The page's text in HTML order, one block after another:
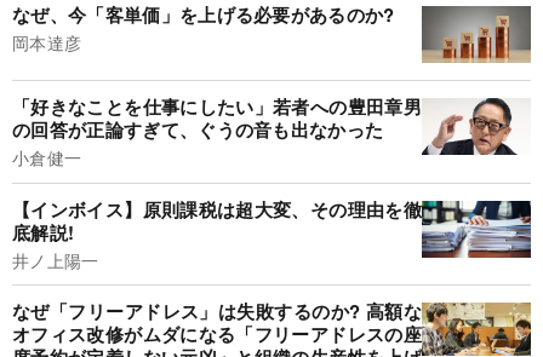
なぜ、今「客単価」を上げる必要があるのか?
岡本達彦
「好きなことを仕事にしたい」若者への豊田章男
の回答が正論すぎて、ぐうの音も出なかった
小倉健一
【インボイス】原則課税は超大変、その理由を徹
底解説!
井ノ上陽一
なぜ「フリーアドレス」は失敗するのか? 高額な
オフィス改修がムダになる「フリーアドレスの座